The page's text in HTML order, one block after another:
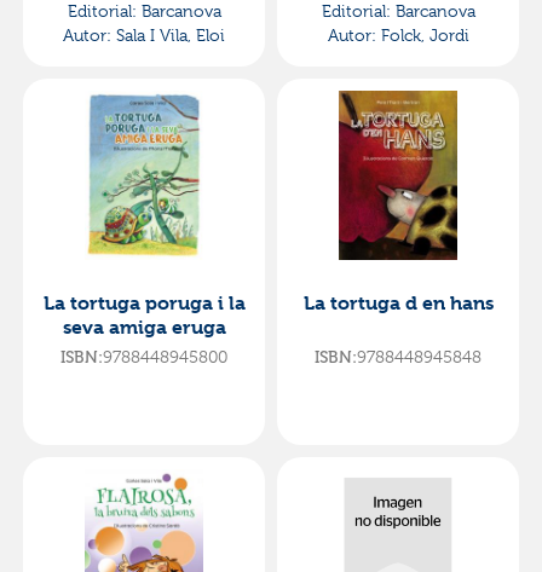
Editorial: Barcanova
Autor: Sala I Vila, Eloi
Editorial: Barcanova
Autor: Folck, Jordi
La tortuga poruga i la
seva amiga eruga
ISBN:9788448945800
La tortuga d en hans
ISBN:9788448945848